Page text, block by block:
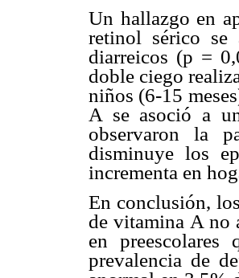
Un hallazgo en
retinol sérico se
diarreicos (p =
doble ciego
niños (6-15
A se asoció a
observaron la
disminuye los
incrementa en
En conclusión,
de vitamina A no
en
prevalencia de